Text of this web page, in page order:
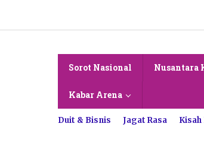
konten
Sorot Nasional Nusantara
Kabar Arena
Duit & Bisnis Jagat Rasa